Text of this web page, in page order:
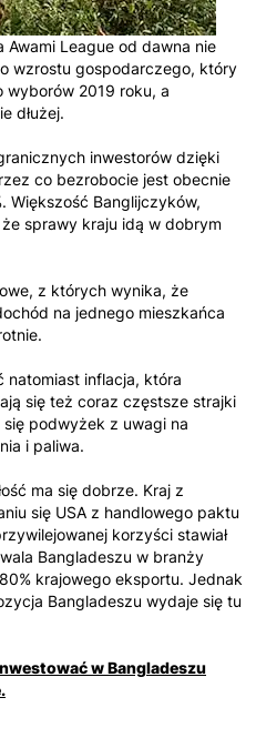
League od dawna nie
wzrostu gospodarczego, który
wyborów 2019 roku, a
dłużej.
inwestorów dzięki
co bezrobocie jest obecnie
Większość Banglijczyków,
sprawy kraju idą w dobrym
z których wynika, że
na jednego mieszkańca
natomiast inflacja, która
się też coraz częstsze strajki
podwyżek z uwagi na
i paliwa.
ma się dobrze. Kraj z
się USA z handlowego paktu
korzyści stawiał
Bangladeszu w branży
krajowego eksportu. Jednak
Bangladeszu wydaje się tu
w Bangladeszu